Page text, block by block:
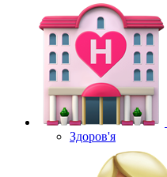
Здоров'я